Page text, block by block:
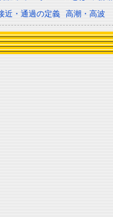
近・通過の定義 高潮・高波